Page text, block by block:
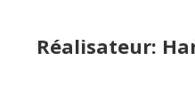
Réalisateur: